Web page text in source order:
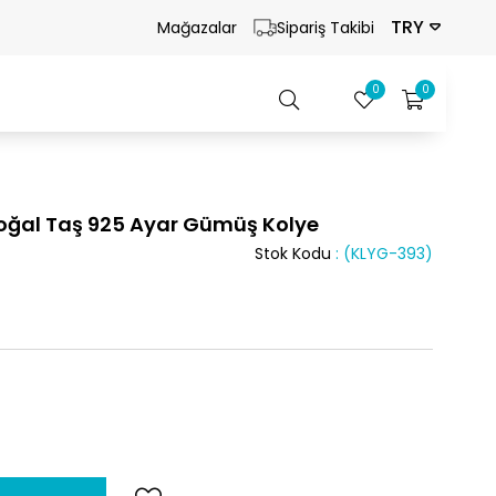
Mağazalar Sipariş Takibi TRY
0
0
Taş 925 Ayar Gümüş Kolye
(KLYG-393)
Stok Kodu